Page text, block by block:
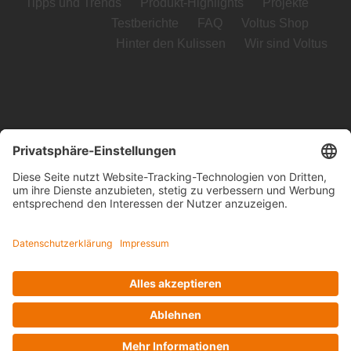
Testberichte
FAQ
Voltus Shop
Hinter den Kulissen
Wir sind Voltus
Voltus GmbH
Loog 7, 23611 Bad Schwartau
Telefon: +49 (0) 451 989 03-0
www.voltus.de
Impressum|Datenschutzerklärung
FacebookInstagramYouTube